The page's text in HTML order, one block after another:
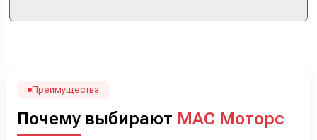
менеджеру Сергею, профессионал своего дела!
Преимущества
Почему выбирают МАС Моторс